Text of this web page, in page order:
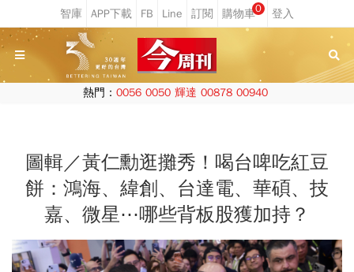
0
熱門： 0056 0050 輝達 00878 00940
圖輯／黃仁勳逛攤秀！喝台啤吃紅豆
餅：鴻海、緯創、台達電、華碩、技
嘉、微星⋯哪些背板股獲加持？